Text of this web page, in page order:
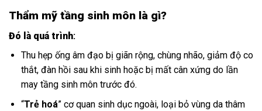
Thẩm mỹ tầng sinh môn là gì?
Đó là quá trình:
Thu hẹp ống âm đạo bị giãn rộng, chùng nhão, giảm độ co
thắt, đàn hồi sau khi sinh hoặc bị mất cân xứng do lần
may tầng sinh môn trước đó.
“Trẻ hoá” cơ quan sinh dục ngoài, loại bỏ vùng da thâm